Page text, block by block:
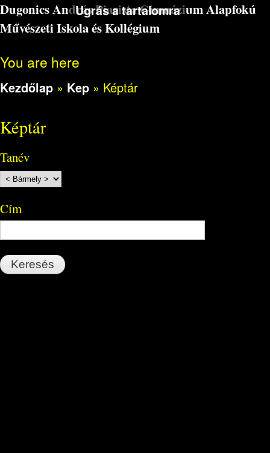
Ugrás a tartalomra
Dugonics András Piarista Gimnázium Alapfokú
Művészeti Iskola és Kollégium
You are here
Kezdőlap » Kep » Képtár
Képtár
Tanév
Cím